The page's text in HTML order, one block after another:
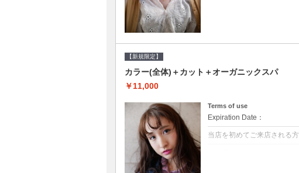
【新規限定】
カラー(全体)＋カット＋オーガニックスパ
￥11,000
Terms of use
Expiration Date：
当店を初めてご来店される方